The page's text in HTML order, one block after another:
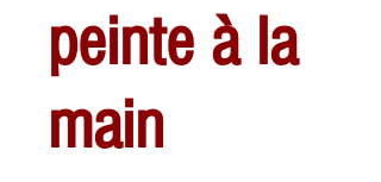
peinte à la
main